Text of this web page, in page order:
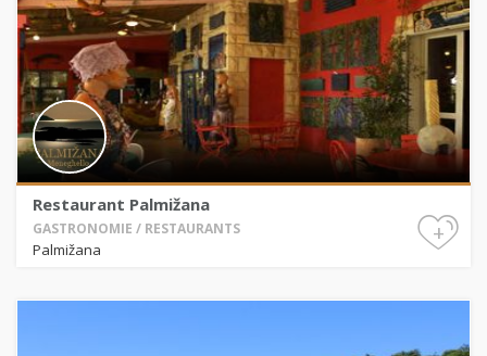
Restaurant Palmižana
GASTRONOMIE / RESTAURANTS
Palmižana
+